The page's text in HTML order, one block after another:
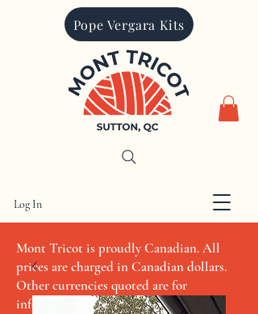
Pope Vergara Kits
CAD (C$)
Mont Tricot is proudly Canadian. All
prices are charged in Canadian dollars.
Other currencies quoted are for
informational purposes only
Log In